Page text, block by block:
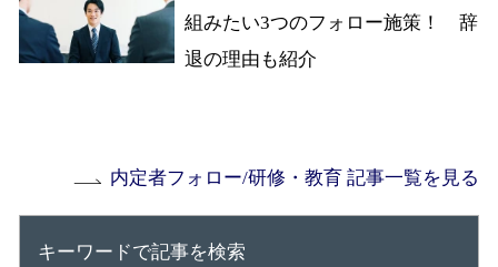
組みたい3つのフォロー施策！ 辞
退の理由も紹介
内定者フォロー/研修・教育 記事一覧を見る
キーワードで記事を検索